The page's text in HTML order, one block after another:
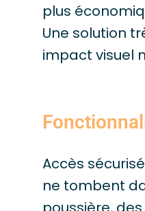
plus
Une solution
impact visuel
Accès
ne tombent